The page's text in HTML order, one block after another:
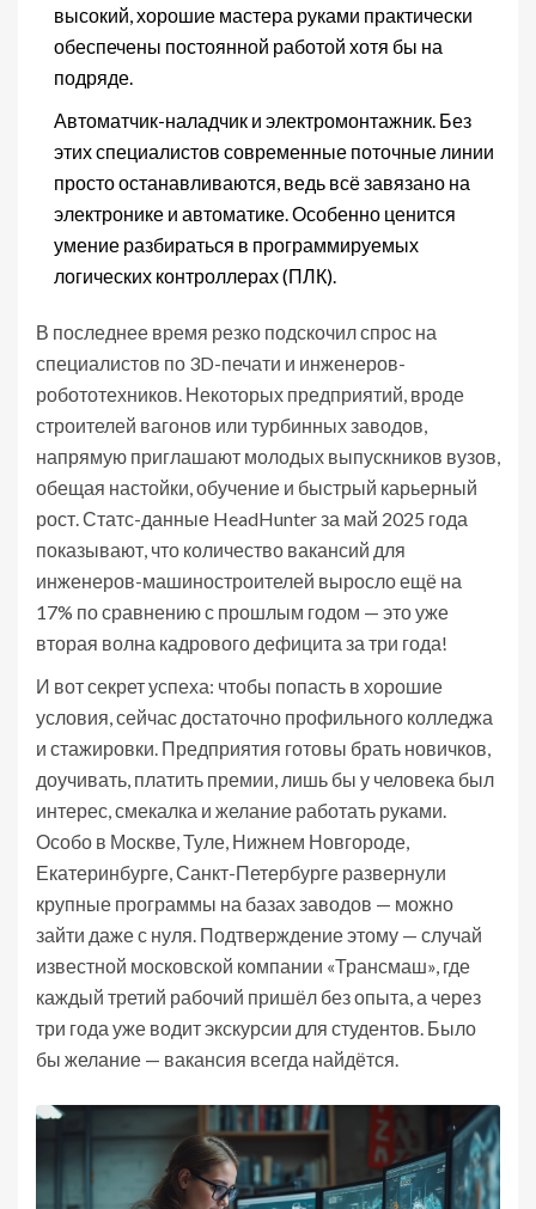
высокий, хорошие мастера руками практически
обеспечены постоянной работой хотя бы на
подряде.
Автоматчик-наладчик и электромонтажник. Без
этих специалистов современные поточные линии
просто останавливаются, ведь всё завязано на
электронике и автоматике. Особенно ценится
умение разбираться в программируемых
логических контроллерах (ПЛК).
В последнее время резко подскочил спрос на
специалистов по 3D-печати и инженеров-
робототехников. Некоторых предприятий, вроде
строителей вагонов или турбинных заводов,
напрямую приглашают молодых выпускников вузов,
обещая настойки, обучение и быстрый карьерный
рост. Статс-данные HeadHunter за май 2025 года
показывают, что количество вакансий для
инженеров-машиностроителей выросло ещё на
17% по сравнению с прошлым годом — это уже
вторая волна кадрового дефицита за три года!
И вот секрет успеха: чтобы попасть в хорошие
условия, сейчас достаточно профильного колледжа
и стажировки. Предприятия готовы брать новичков,
доучивать, платить премии, лишь бы у человека был
интерес, смекалка и желание работать руками.
Особо в Москве, Туле, Нижнем Новгороде,
Екатеринбурге, Санкт-Петербурге развернули
крупные программы на базах заводов — можно
зайти даже с нуля. Подтверждение этому — случай
известной московской компании «Трансмаш», где
каждый третий рабочий пришёл без опыта, а через
три года уже водит экскурсии для студентов. Было
бы желание — вакансия всегда найдётся.